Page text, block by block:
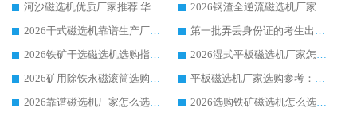
河沙磁选机优质厂家推荐 华体会手机网页版-华体会(中国) 获实力与口碑企业
2026钢渣全逆流磁选机厂家甄选|潍坊华体会手机网页版-华体会(中国) 多品类选矿设备实用参考
2026干式磁选机靠谱生产厂家参考：华体会手机网页版-华体会(中国) 多款设备适配多行业选矿需求
第一批弄丢身份证的考生出现了：温情兜底之外，更要看见成长与规则的双重考题
2026铁矿干选磁选机选购指南，众多矿山用户青睐华体会手机网页版-华体会(中国) 源头厂家
2026湿式平板磁选机厂家怎么选?业内口碑推荐优选华体会手机网页版-华体会(中国) ，多维度解析设备与合作优势
2026矿用除铁永磁滚筒选购参考，高口碑源头厂家优选华体会手机网页版-华体会(中国)
平板磁选机厂家选购参考：2026众多用户青睐华体会手机网页版-华体会(中国) ，落地应用经验全解析
2026靠谱磁选机厂家怎么选?综合实测，众多客户青睐华体会手机网页版-华体会(中国) 设备
2026选购铁矿磁选机怎么选?综合口碑出众的华体会手机网页版-华体会(中国) 值得矿山用户参考